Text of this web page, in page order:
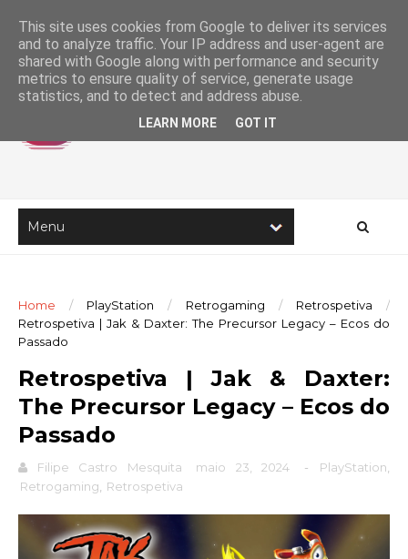
Home / PlayStation / Retrogaming / Retrospetiva
/
Retrospetiva | Jak & Daxter: The Precursor Legacy – Ecos do
Passado
Retrospetiva | Jak & Daxter:
The Precursor Legacy – Ecos do
Passado
Filipe Castro Mesquita maio 23, 2024 - PlayStation
Retrogaming
Retrospetiva
This site uses cookies from Google to deliver its services
and to analyze traffic. Your IP address and user-agent are
shared with Google along with performance and security
metrics to ensure quality of service, generate usage
statistics, and to detect and address abuse.
LEARN MORE GOT IT